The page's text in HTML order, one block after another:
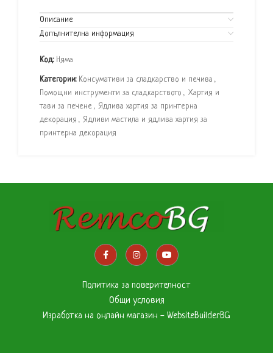
Описание
Допълнителна информация
Код: Няма
Категории: Консумативи за сладкарство и печива ,
Помощни инструменти за сладкарството , Хартия и
тави за печене , Ядлива хартия за принтерна
декорация , Ядливи мастила и ядлива хартия за
принтерна декорация
Политика за поверителност
Общи условия
Изработка на онлайн магазин - WebsiteBuilderBG